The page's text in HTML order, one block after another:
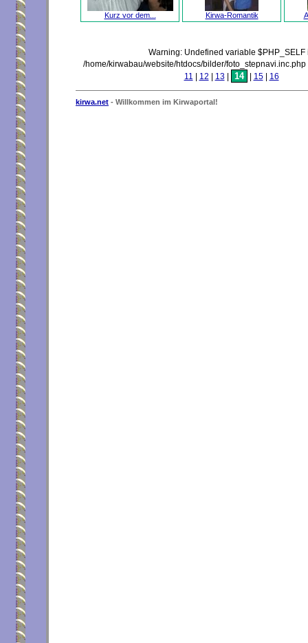
Kurz vor dem... Kirwa-Romantik
Warning: Undefined variable $PHP_SELF
/home/kirwabau/website/htdocs/bilder/
11 | 12 | 13| 14 | 15| 16
kirwa.net - Willkommen im Kirwaportal!